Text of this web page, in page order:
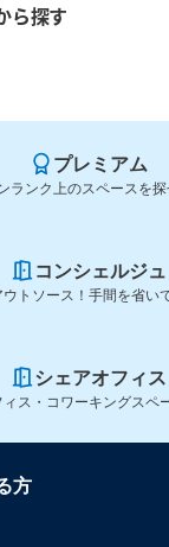
ら探す
プレミアム
ランク上のスペースを
コンシェルジュ
トソース！手間を省い
シェアオフィス
ス・コワーキングスペ
方